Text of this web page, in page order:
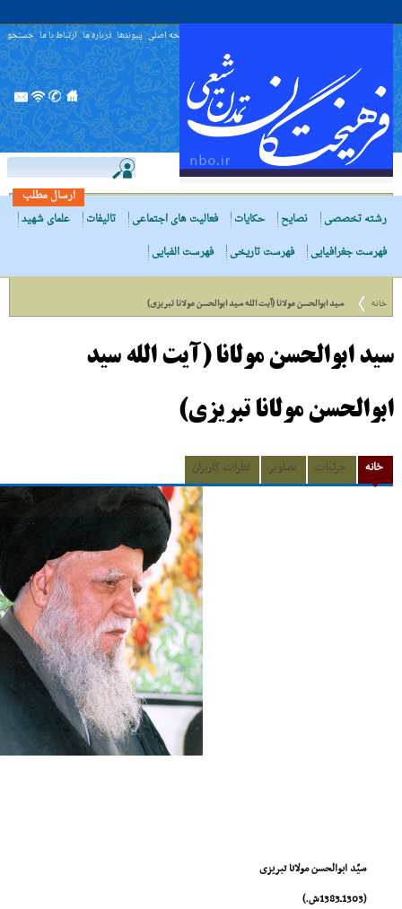
صفحه اصلی پیوندها درباره ما ارتباط با ما جستجو
ارسال مطلب
رشته تخصصی
نصایح حکایات فعالیت های اجتماعی تالیفات
علمای شهید
فهرست جغرافیایی
فهرست تاریخی فهرست الفبایی
خانه سید ابوالحسن مولانا (آیت الله سید ابوالحسن مولانا تبریزی)
سید ابوالحسن مولانا (آیت الله سید
ابوالحسن مولانا تبریزی)
خانه جزئیات تصاویر نظرات کاربران
سیّد ابوالحسن مولانا تبریزى
(1303ـ1383ش.)